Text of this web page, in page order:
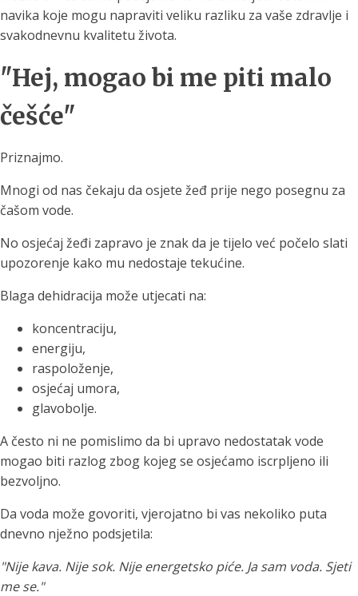
navika koje mogu napraviti veliku razliku za vaše zdravlje i
svakodnevnu kvalitetu života.
"Hej, mogao bi me piti malo
češće"
Priznajmo.
Mnogi od nas čekaju da osjete žeđ prije nego posegnu za
čašom vode.
No osjećaj žeđi zapravo je znak da je tijelo već počelo slati
upozorenje kako mu nedostaje tekućine.
Blaga dehidracija može utjecati na:
koncentraciju,
energiju,
raspoloženje,
osjećaj umora,
glavobolje.
A često ni ne pomislimo da bi upravo nedostatak vode
mogao biti razlog zbog kojeg se osjećamo iscrpljeno ili
bezvoljno.
Da voda može govoriti, vjerojatno bi vas nekoliko puta
dnevno nježno podsjetila:
"Nije kava. Nije sok. Nije energetsko piće. Ja sam voda. Sjeti
me se."